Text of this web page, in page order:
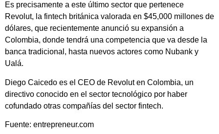
Es precisamente a este último sector que pertenece
Revolut, la fintech británica valorada en $45,000 millones de
dólares, que recientemente anunció su expansión a
Colombia, donde tendrá una competencia que va desde la
banca tradicional, hasta nuevos actores como Nubank y
Ualá.
Diego Caicedo es el CEO de Revolut en Colombia, un
directivo conocido en el sector tecnológico por haber
cofundado otras compañías del sector fintech.
Fuente: entrepreneur.com